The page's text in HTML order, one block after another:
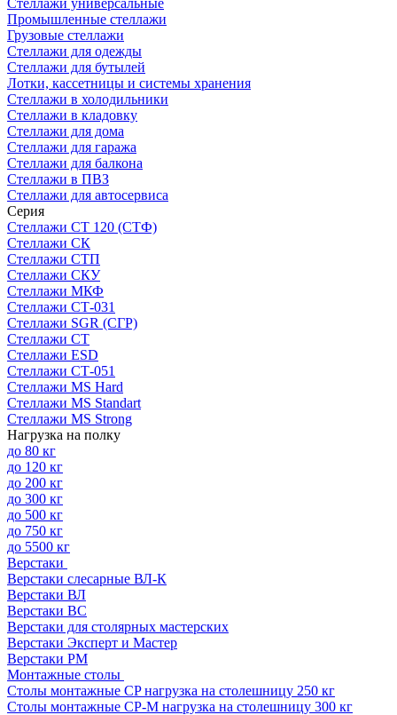
Стеллажи универсальные
Промышленные стеллажи
Грузовые стеллажи
Стеллажи для одежды
Стеллажи для бутылей
Лотки, кассетницы и системы хранения
Стеллажи в холодильники
Стеллажи в кладовку
Стеллажи для дома
Стеллажи для гаража
Стеллажи для балкона
Стеллажи в ПВЗ
Стеллажи для автосервиса
Серия
Стеллажи СТ 120 (СТФ)
Стеллажи СК
Стеллажи СТП
Стеллажи СКУ
Стеллажи МКФ
Стеллажи СТ-031
Стеллажи SGR (СГР)
Стеллажи СТ
Стеллажи ESD
Стеллажи СТ-051
Стеллажи MS Hard
Стеллажи MS Standart
Стеллажи MS Strong
Нагрузка на полку
до 80 кг
до 120 кг
до 200 кг
до 300 кг
до 500 кг
до 750 кг
до 5500 кг
Верстаки
Верстаки слесарные ВЛ-К
Верстаки ВЛ
Верстаки ВС
Верстаки для столярных мастерских
Верстаки Эксперт и Мастер
Верстаки РМ
Монтажные столы
Столы монтажные СP нагрузка на столешницу 250 кг
Столы монтажные СР-М нагрузка на столешницу 300 кг